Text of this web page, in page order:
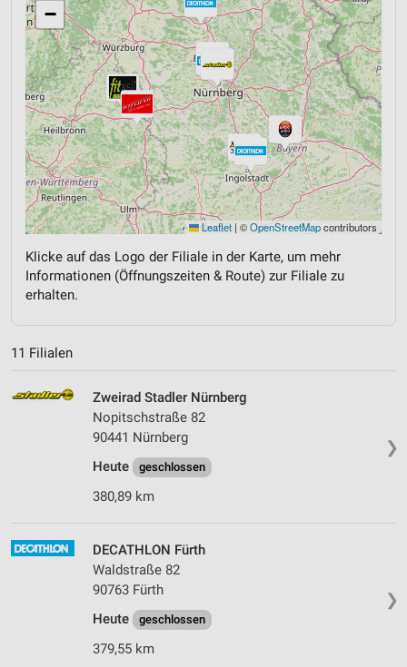
−
Leaflet | ©OpenStreetMapcontributors
Klicke auf das Logo der Filiale in der Karte, um mehr
Informationen (Öffnungszeiten & Route) zur Filiale zu
erhalten.
11 Filialen
❯
Zweirad Stadler Nürnberg
Nopitschstraße 82
90441 Nürnberg
Heute
geschlossen
380,89 km
❯
DECATHLON Fürth
Waldstraße 82
90763 Fürth
Heute
geschlossen
379,55 km